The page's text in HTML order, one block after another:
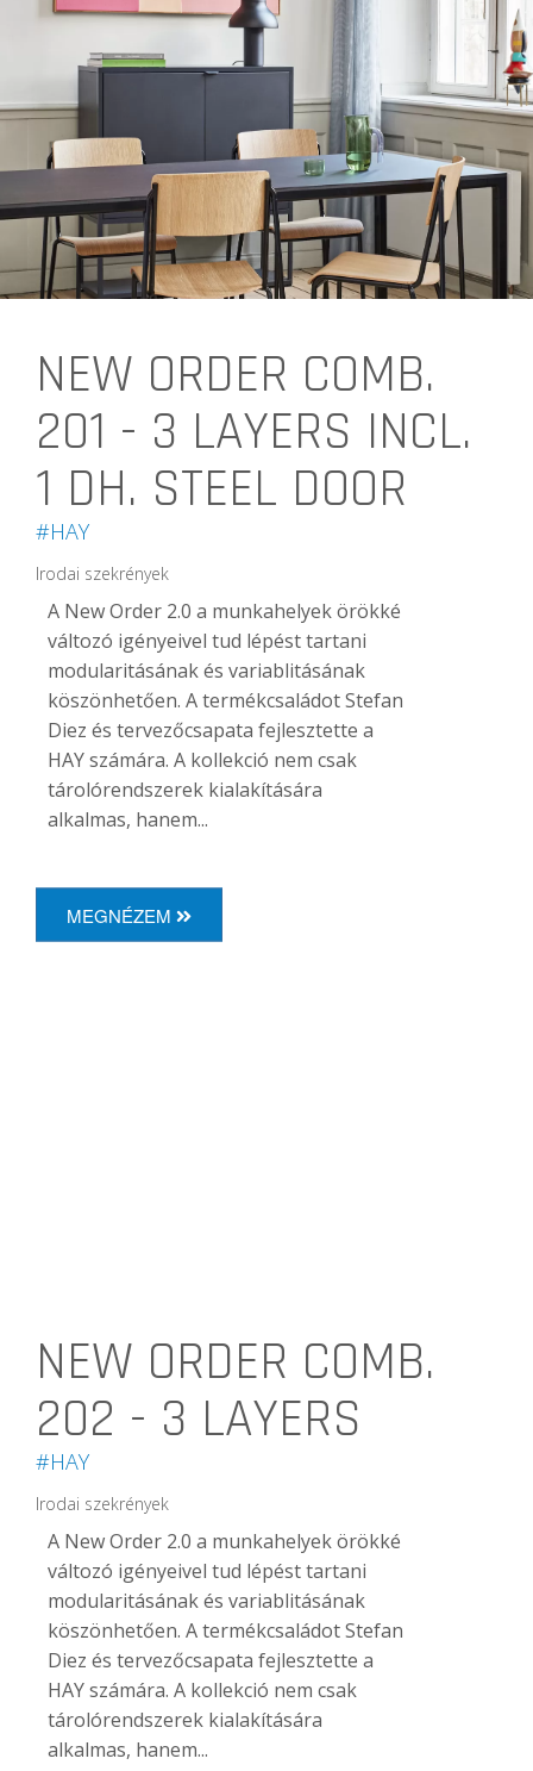
NEW ORDER COMB.
201 - 3 LAYERS INCL.
1 DH. STEEL DOOR
#HAY
Irodai szekrények
A New Order 2.0 a munkahelyek örökké
változó igényeivel tud lépést tartani
modularitásának és variablitásának
köszönhetően. A termékcsaládot Stefan
Diez és tervezőcsapata fejlesztette a
HAY számára. A kollekció nem csak
tárolórendszerek kialakítására
alkalmas, hanem...
MEGNÉZEM
NEW ORDER COMB.
202 - 3 LAYERS
#HAY
Irodai szekrények
A New Order 2.0 a munkahelyek örökké
változó igényeivel tud lépést tartani
modularitásának és variablitásának
köszönhetően. A termékcsaládot Stefan
Diez és tervezőcsapata fejlesztette a
HAY számára. A kollekció nem csak
tárolórendszerek kialakítására
alkalmas, hanem...